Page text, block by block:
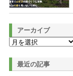
アーカイブ
最近の記事